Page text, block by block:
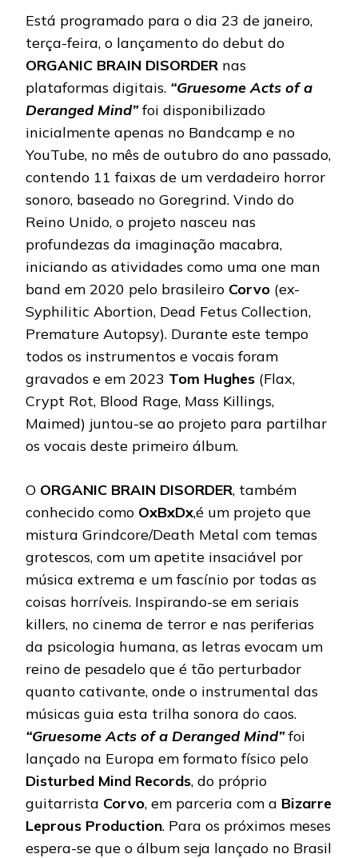
Está programado para o dia 23 de janeiro,
terça-feira, o lançamento do debut do
ORGANIC BRAIN DISORDER nas
plataformas digitais. “Gruesome Acts of a
Deranged Mind”foi disponibilizado
inicialmente apenas no Bandcamp e no
YouTube, no mês de outubro do ano passado,
contendo 11 faixas de um verdadeiro horror
sonoro, baseado no Goregrind. Vindo do
Reino Unido, o projeto nasceu nas
profundezas da imaginação macabra,
iniciando as atividades como uma one man
band em 2020 pelo brasileiro Corvo (ex-
Syphilitic Abortion, Dead Fetus Collection,
Premature Autopsy). Durante este tempo
todos os instrumentos e vocais foram
gravados e em 2023 Tom Hughes (Flax,
Crypt Rot, Blood Rage, Mass Killings,
Maimed) juntou-se ao projeto para partilhar
os vocais deste primeiro álbum.
O ORGANIC BRAIN DISORDER, também
conhecido como OxBxDx,é um projeto que
mistura Grindcore/Death Metal com temas
grotescos, com um apetite insaciável por
música extrema e um fascínio por todas as
coisas horríveis. Inspirando-se em seriais
killers, no cinema de terror e nas periferias
da psicologia humana, as letras evocam um
reino de pesadelo que é tão perturbador
quanto cativante, onde o instrumental das
músicas guia esta trilha sonora do caos.
“Gruesome Acts of a Deranged Mind”foi
lançado na Europa em formato físico pelo
Disturbed Mind Records, do próprio
guitarrista Corvo, em parceria com a Bizarre
Leprous Production. Para os próximos meses
espera-se que o álbum seja lançado no Brasil